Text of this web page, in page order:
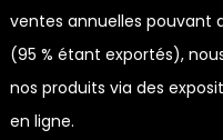
ventes annuelles pouvant
(95 % étant exportés),
nos produits via des
en ligne.